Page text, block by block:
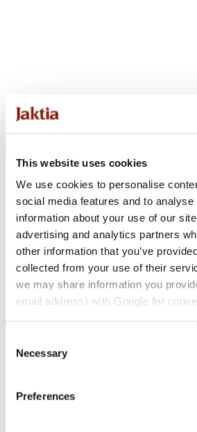
This website uses cookies
We use cookies to personalise
social media features and to
information about your use of our
advertising and analytics partners
other information that you’ve
collected from your use of their
we may share information you
email address) with Google for
Selection
Necessary
Preferences
Browning
Maral 4X Action Nordic
Online: I lager